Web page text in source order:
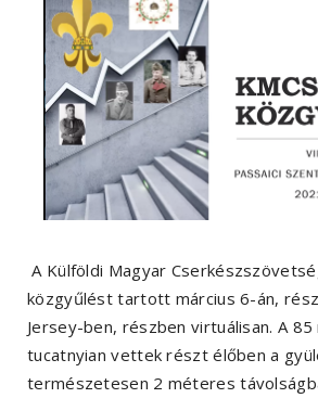
A Külföldi Magyar
közgyűlést tartott március 6-án,
Jersey-ben, részben virtuálisan. A
tucatnyian vettek részt élőben a
természetesen 2 méteres